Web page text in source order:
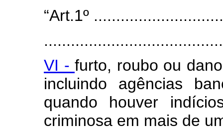
“Art.1º
VI - furto, roubo ou
incluindo agências
quando houver
criminosa em mais de